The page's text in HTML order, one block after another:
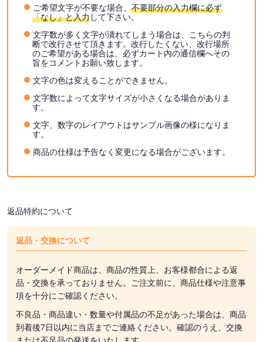
ご希望文字が不要な場合、 不要部分の入力欄に必ず
「なし」と入力して下さい。
文字数が多く文字が潰れてしまう場合は、こちらの判
断で改行させて頂きます。改行したくない、改行場所
のご希望がある場合は、必ずカート内の通信欄へその
旨をコメントお願い致します。
文字の色は変えることができません。
文字数によって文字サイズが小さくなる場合がありま
す。
文字、数字のレイアウトはサンプル画像の様になりま
す。
商品の仕様は予告なく変更になる場合がございます。
返品特約について
返品・交換について
オーダーメイド商品は、商品の性質上、お客様都合による返
品・交換を承っておりません。ご注文前に、商品仕様や注意事
項を十分にご確認ください。
不良品・商品違い・数量や付属品の不足があった場合は、商品
到着後7日以内に当店までご連絡ください。確認のうえ、交換
または不足品の発送をいたします。